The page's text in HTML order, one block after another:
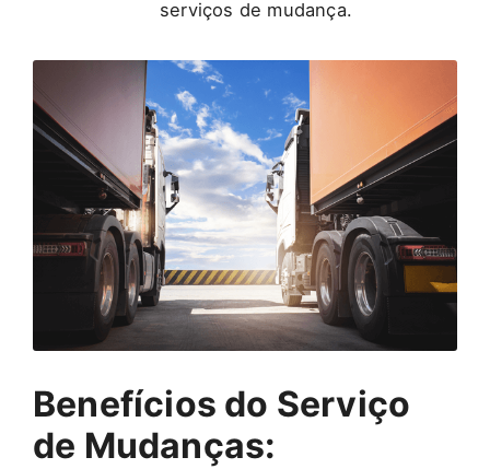
serviços de mudança.
Benefícios do Serviço
de Mudanças: